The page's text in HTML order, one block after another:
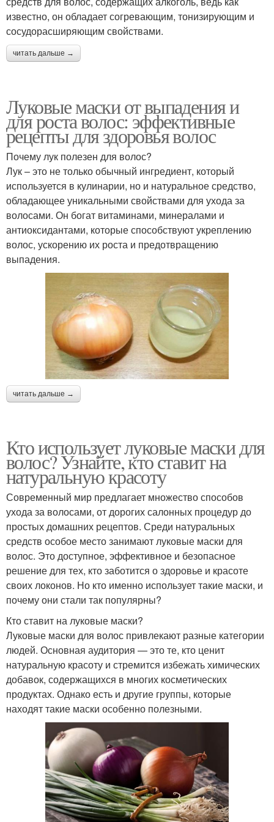
известно, он обладает согревающим, тонизирующим и
сосудорасширяющим свойствами.
читать дальше →
Луковые маски от выпадения и
для роста волос: эффективные
рецепты для здоровья волос
Почему лук полезен для волос?
Лук – это не только обычный ингредиент, который
используется в кулинарии, но и натуральное средство,
обладающее уникальными свойствами для ухода за
волосами. Он богат витаминами, минералами и
антиоксидантами, которые способствуют укреплению
волос, ускорению их роста и предотвращению
выпадения.
читать дальше →
Кто использует луковые маски для
волос? Узнайте, кто ставит на
натуральную красоту
Современный мир предлагает множество способов
ухода за волосами, от дорогих салонных процедур до
простых домашних рецептов. Среди натуральных
средств особое место занимают луковые маски для
волос. Это доступное, эффективное и безопасное
решение для тех, кто заботится о здоровье и красоте
своих локонов. Но кто именно использует такие маски, и
почему они стали так популярны?
Кто ставит на луковые маски?
Луковые маски для волос привлекают разные категории
людей. Основная аудитория — это те, кто ценит
натуральную красоту и стремится избежать химических
добавок, содержащихся в многих косметических
продуктах. Однако есть и другие группы, которые
находят такие маски особенно полезными.